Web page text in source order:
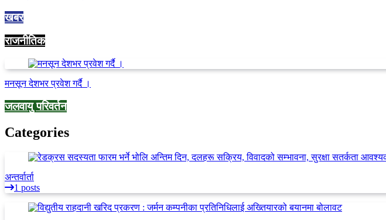
खबर
राजनीतिक
मनसून देशभर प्रवेश गर्दै ।
जलवायु परिवर्तन
Categories
अन्तर्वार्ता
1 posts